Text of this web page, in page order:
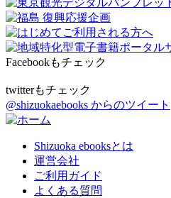
Facebookもチェック
twitterもチェック
@shizuokaebooks からのツイート
Shizuoka ebooksとは
運営会社
ご利用ガイド
よくある質問